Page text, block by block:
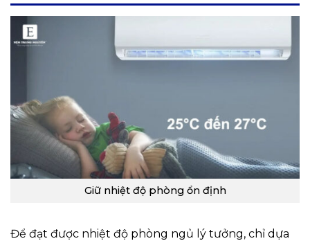
Giữ nhiệt độ phòng ổn định
Để đạt được nhiệt độ phòng ngủ lý tưởng, chỉ dựa